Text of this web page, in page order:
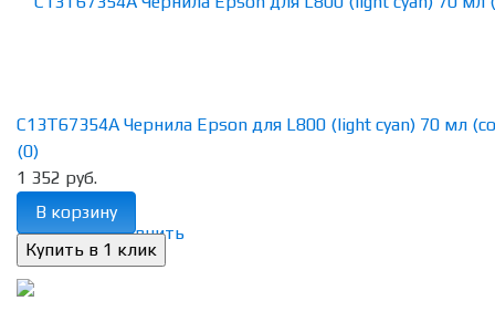
избранное сравнить
C13T67354A Чернила Epson для L800 (light cyan) 70 мл
(0)
1 352 руб.
В корзину